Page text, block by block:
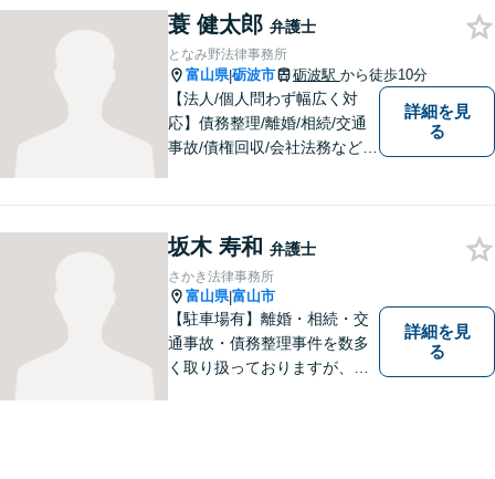
蓑 健太郎 弁護士
となみ野法律事務所
富山県|砺波市 砺波駅 から徒歩10分
【法人/個人問わず幅広く対
応】債務整理/離婚/相続/交通
事故/債権回収/会社法務など幅
ますので、ぜひ一度ご相談く
ださい。【JR「砺波駅」10
分】
詳細を見
る
坂木 寿和 弁護士
さかき法律事務所
富山県|富山市
【駐車場有】離婚・相続・交
通事故・債務整理事件を数多
く取り扱っておりますが、そ
詳細を見
る